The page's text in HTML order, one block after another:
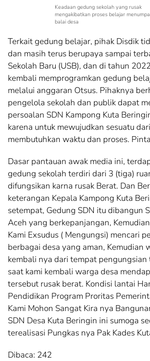
Keadaan gedung sekolah yang rusak
mengakibatkan proses belajar
balai desa
Terkait gedung belajar, pihak Disdik
dan masih terus berupaya sampai
Sekolah Baru (USB), dan di tahun
kembali memprogramkan gedung
melalui anggaran Otsus. Pihaknya
pengelola sekolah dan publik dapat
persoalan SDN Kampong Kuta
karena untuk mewujudkan sesuatu
membutuhkan waktu dan proses.
Dasar pantauan awak media ini,
gedung sekolah terdiri dari 3 (tiga)
difungsikan karna rusak Berat. Dan
keterangan Kepala Kampong Kuta
setempat, Gedung SDN itu dibangun
Aceh yang berkepanjangan,
Kami Exsudus ( Mengungsi) mencari
berbagai desa yang aman, Kemudian
kembali nya dari tempat
saat kami kembali warga desa
tersebut rusak berat. Kondisi lantai
Pendidikan Program Proritas
Kami Mohon Sangat Kira nya
SDN Desa Kuta Beringin ini sumoga
terealisasi Pungkas nya Pak Kades
Dibaca: 242